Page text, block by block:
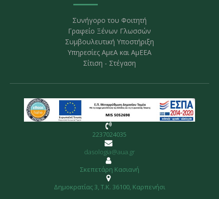
Συνήγορο του Φοιτητή
Γραφείο Ξένων Γλωσσών
Συμβουλευτική Υποστήριξη
Υπηρεσίες ΑμεΑ και ΑμΕΕΑ
Σίτιση - Στέγαση
2237024035
dasologia@aua.gr
Σκεπετάρη Κασιανή
Δημοκρατίας 3, Τ.Κ. 36100, Kαρπενήσι